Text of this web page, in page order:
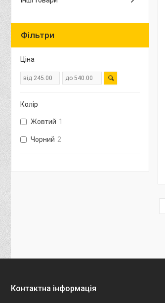
Фільтри
Ціна
Колір
Жовтий 1
Чорний 2